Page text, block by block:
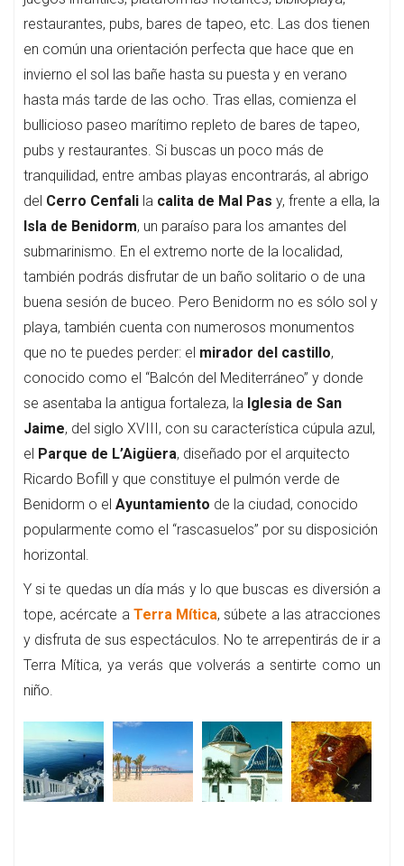
restaurantes, pubs, bares de tapeo, etc. Las dos tienen
en común una orientación perfecta que hace que en
invierno el sol las bañe hasta su puesta y en verano
hasta más tarde de las ocho. Tras ellas, comienza el
bullicioso paseo marítimo repleto de bares de tapeo,
pubs y restaurantes. Si buscas un poco más de
tranquilidad, entre ambas playas encontrarás, al abrigo
del Cerro Cenfali la calita de Mal Pas y, frente a ella, la
Isla de Benidorm, un paraíso para los amantes del
submarinismo. En el extremo norte de la localidad,
también podrás disfrutar de un baño solitario o de una
buena sesión de buceo. Pero Benidorm no es sólo sol y
playa, también cuenta con numerosos monumentos
que no te puedes perder: el mirador del castillo,
conocido como el “Balcón del Mediterráneo” y donde
se asentaba la antigua fortaleza, la Iglesia de San
Jaime, del siglo XVIII, con su característica cúpula azul,
el Parque de L’Aigüera, diseñado por el arquitecto
Ricardo Bofill y que constituye el pulmón verde de
Benidorm o el Ayuntamiento de la ciudad, conocido
popularmente como el “rascasuelos” por su disposición
horizontal.
Y si te quedas un día más y lo que buscas es diversión a
tope, acércate a Terra Mítica, súbete a las atracciones
y disfruta de sus espectáculos. No te arrepentirás de ir a
Terra Mítica, ya verás que volverás a sentirte como un
niño.